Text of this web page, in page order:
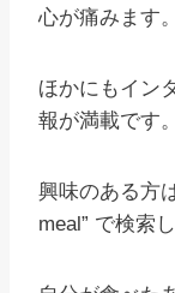
心が痛みます。
ほかにもイン
報が満載です。
興味のある方
meal” で検索